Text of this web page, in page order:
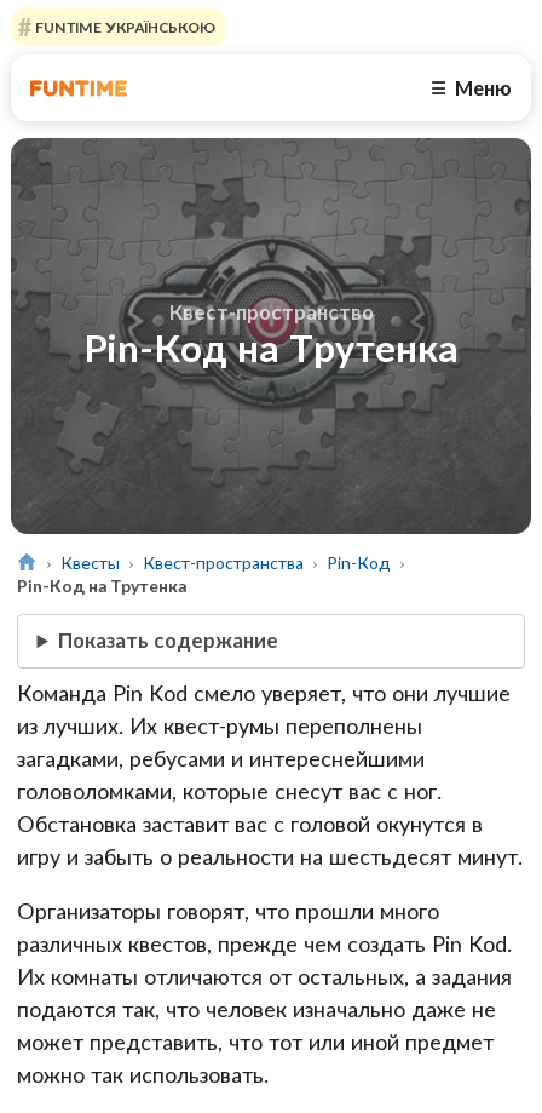
FUNTIME УКРАЇНСЬКОЮ
☰ Меню
Квест-пространство
Pin-Код на Трутенка
Квесты Квест-пространства
Pin-Код
Pin-Код на Трутенка
Показать содержание
Команда Pin Kod смело уверяет, что они лучшие
из лучших. Их квест-румы переполнены
загадками, ребусами и интереснейшими
головоломками, которые снесут вас с ног.
Обстановка заставит вас с головой окунутся в
игру и забыть о реальности на шестьдесят минут.
Организаторы говорят, что прошли много
различных квестов, прежде чем создать Pin Kod.
Их комнаты отличаются от остальных, а задания
подаются так, что человек изначально даже не
может представить, что тот или иной предмет
можно так использовать.